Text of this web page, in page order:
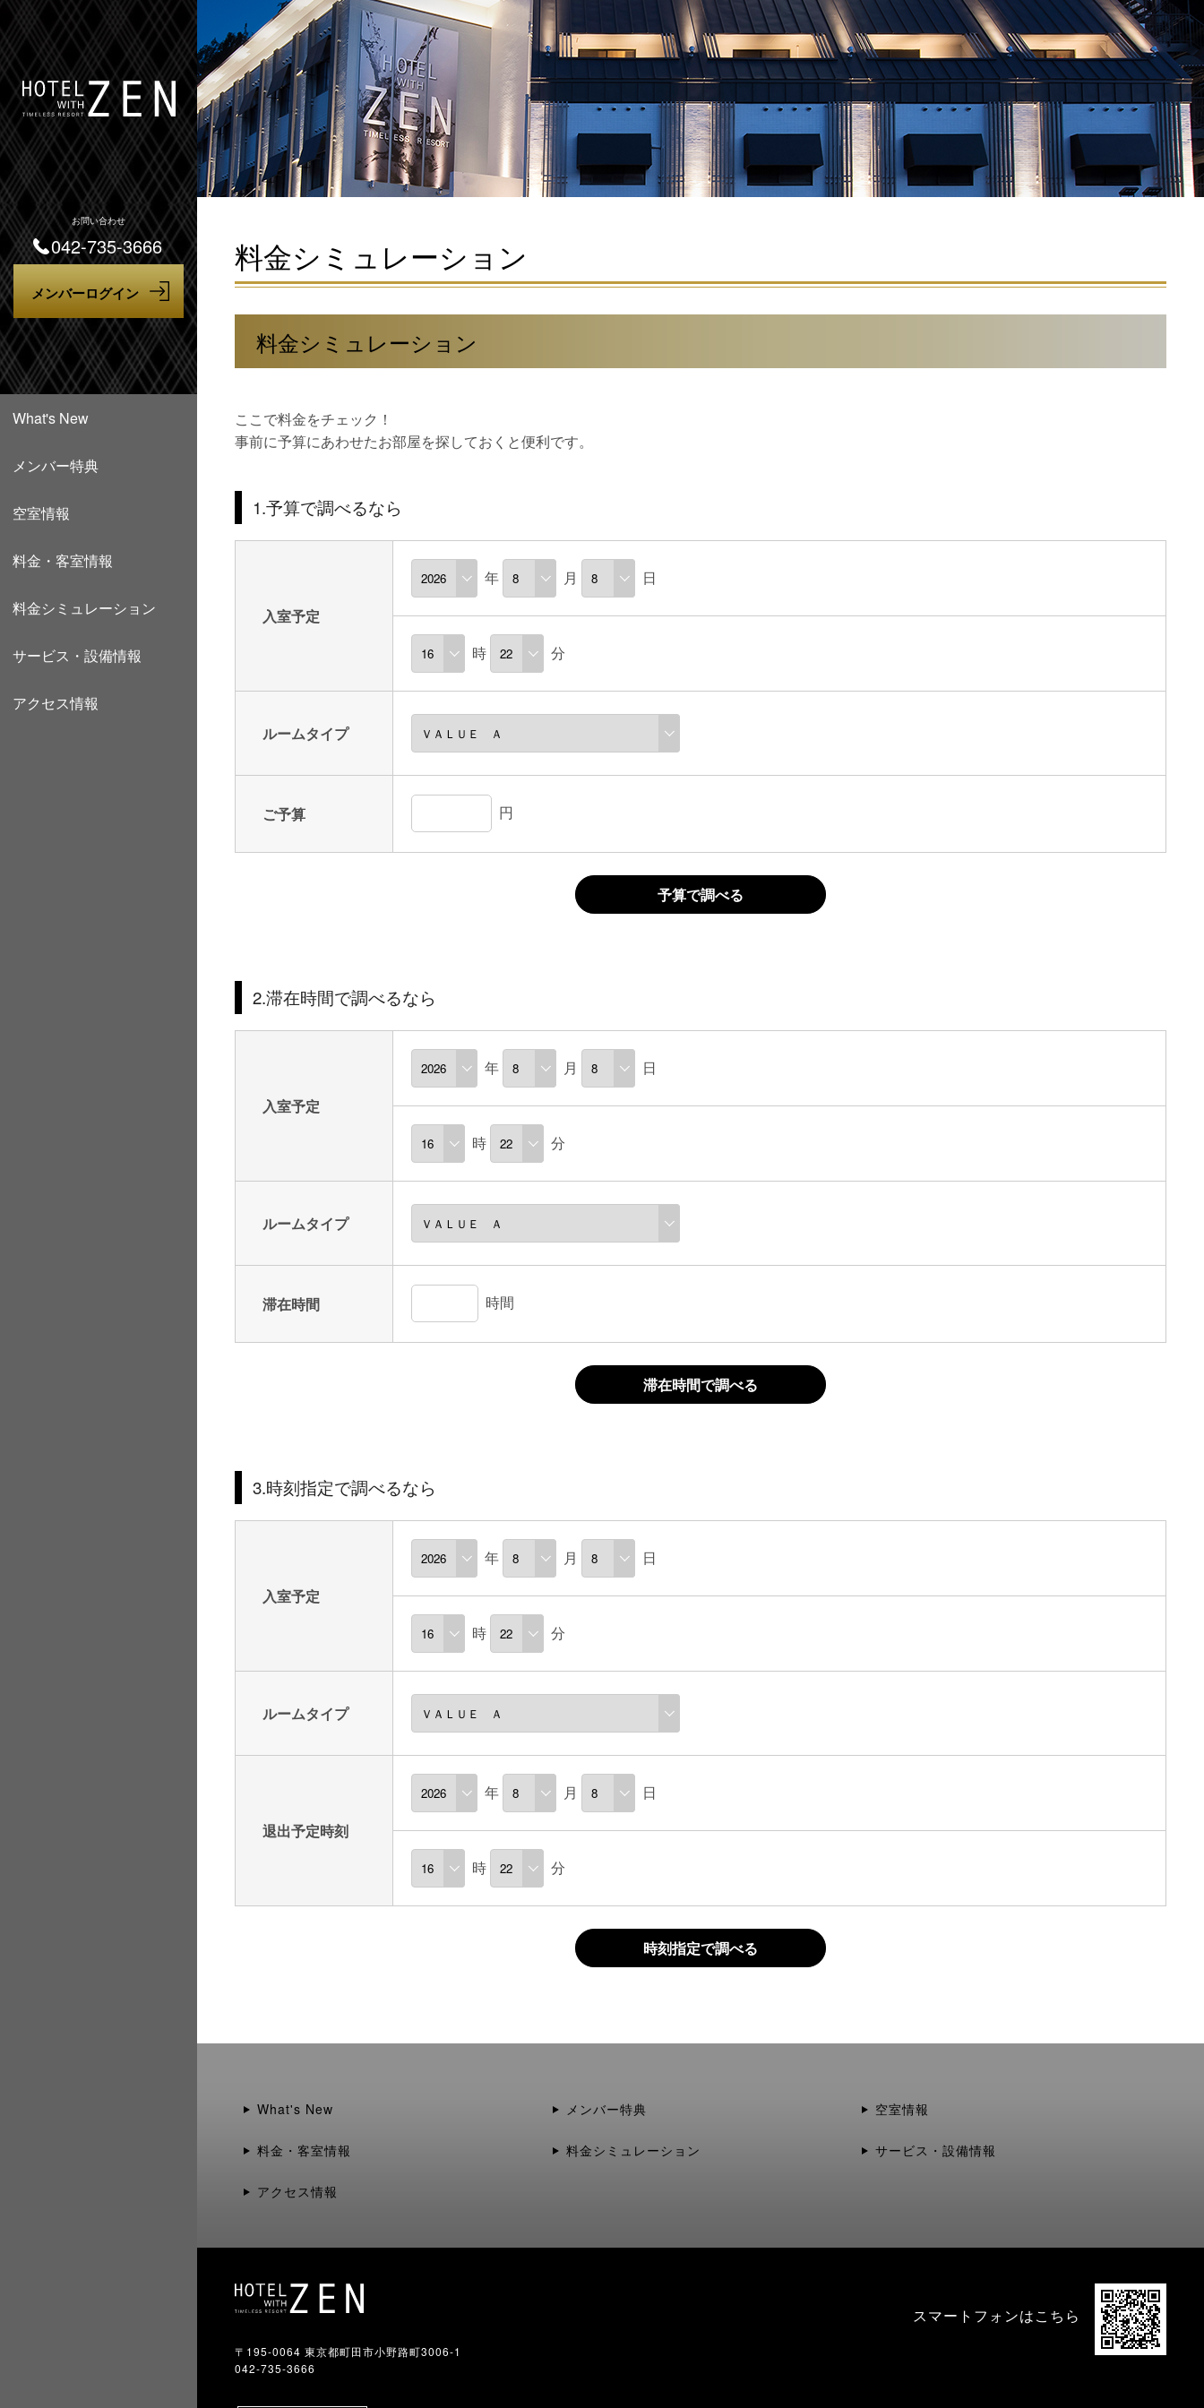
お問い合わせ
042-735-3666
What's New
メンバー特典
空室情報
料金・客室情報
料金シミュレーション
サービス・設備情報
アクセス情報
料金シミュレーション
料金シミュレーション
ここで料金をチェック！
事前に予算にあわせたお部屋を探しておくと便利です。
1.予算で調べるなら
入室予定
年 月 日
時 分
ルームタイプ
ご予算 円
予算で調べる
2.滞在時間で調べるなら
入室予定
年 月 日
時 分
ルームタイプ
滞在時間 時間
滞在時間で調べる
3.時刻指定で調べるなら
入室予定
年 月 日
時 分
ルームタイプ
退出予定時刻
年 月 日
時 分
時刻指定で調べる
What's New メンバー特典 空室情報
料金・客室情報 料金シミュレーション サービス・設備情報
アクセス情報
〒195-0064 東京都町田市小野路町3006-1
042-735-3666
スマートフォンはこちら